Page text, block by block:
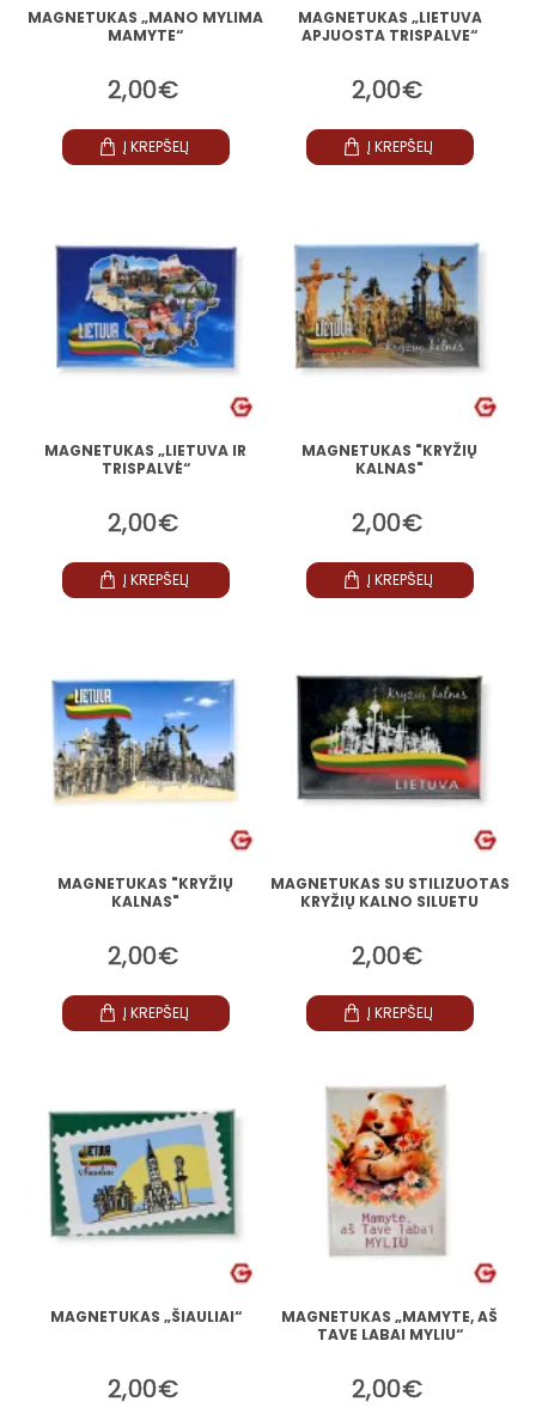
MAGNETUKAS „MANO MYLIMA
MAMYTE“
2,00€
Į KREPŠELĮ
MAGNETUKAS „LIETUVA
APJUOSTA TRISPALVE“
2,00€
Į KREPŠELĮ
MAGNETUKAS „LIETUVA IR
TRISPALVĖ“
2,00€
Į KREPŠELĮ
MAGNETUKAS "KRYŽIŲ
KALNAS"
2,00€
Į KREPŠELĮ
MAGNETUKAS "KRYŽIŲ
KALNAS"
2,00€
Į KREPŠELĮ
MAGNETUKAS SU STILIZUOTAS
KRYŽIŲ KALNO SILUETU
2,00€
Į KREPŠELĮ
MAGNETUKAS „ŠIAULIAI“
2,00€
MAGNETUKAS „MAMYTE, AŠ
TAVE LABAI MYLIU“
2,00€